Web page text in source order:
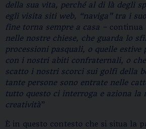
della sua vita, perché al di là degli
egli visita siti web, “naviga” tra i
fine torna sempre a casa – continua
nelle nostre chiese, che guarda lo
processioni pasquali, o quelle estive
con i nostri abiti confraternali, o
scatto i nostri scorci sui golfi della
tante persone sono entrate nelle
tutto questo ci interroga e aziona la
creatività”
È in questo contesto che si situa la